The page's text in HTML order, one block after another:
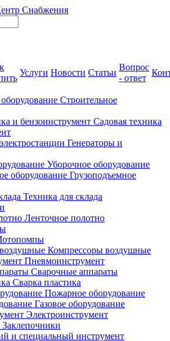
Услуги Новости Статьи
Вопрос
- ответ
Строительное
Садовая техника
Генераторы и
Уборочное оборудование
Грузоподъемное
Техника для склада
Ленточное полотно
Компрессоры воздушные
Пневмоинструмент
Сварочные аппараты
Сварка пластика
Пожарное оборудование
Газовое оборудование
Электроинструмент
Заклепочники